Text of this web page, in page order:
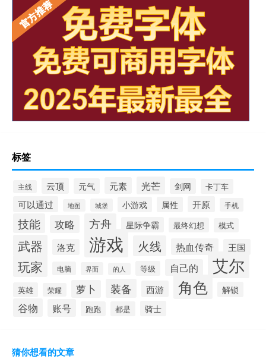
标签
主线 云顶 元气 元素 光芒 剑网 卡丁车
可以通过 地图 城堡 小游戏 属性 开原 手机
技能 攻略 方舟 星际争霸 最终幻想 模式
武器 洛克 游戏 火线 热血传奇 王国
玩家 电脑 界面 的人 等级 自己的 艾尔
英雄 荣耀 萝卜 装备 西游 角色 解锁
谷物 账号 跑跑 都是 骑士
猜你想看的文章